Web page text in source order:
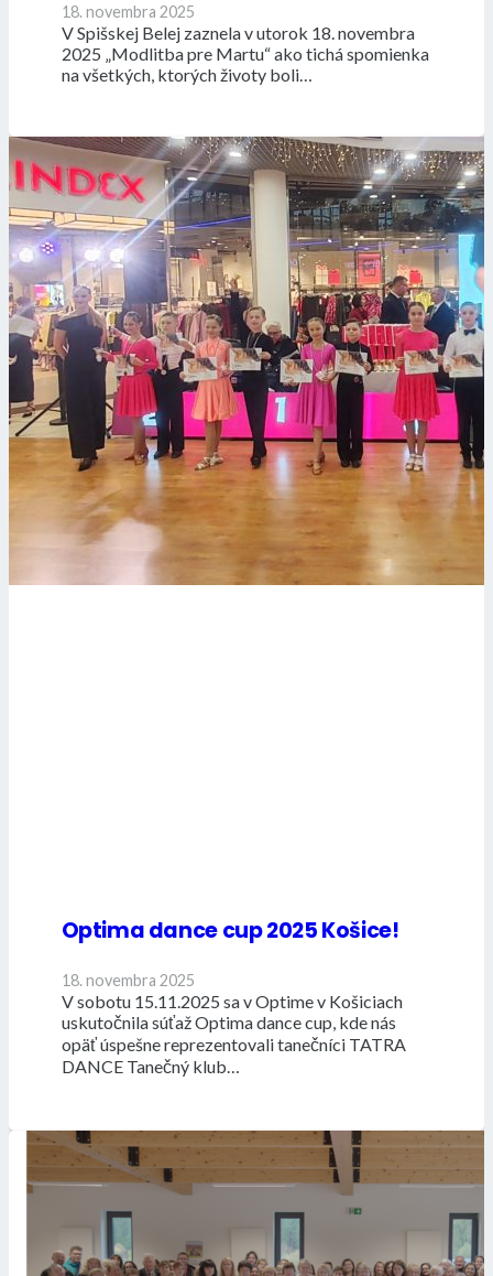
18. novembra 2025
V Spišskej Belej zaznela v utorok 18. novembra
2025 „Modlitba pre Martu“ ako tichá spomienka
na všetkých, ktorých životy boli…
Optima dance cup 2025 Košice!
18. novembra 2025
V sobotu 15.11.2025 sa v Optime v Košiciach
uskutočnila súťaž Optima dance cup, kde nás
opäť úspešne reprezentovali tanečníci TATRA
DANCE Tanečný klub…